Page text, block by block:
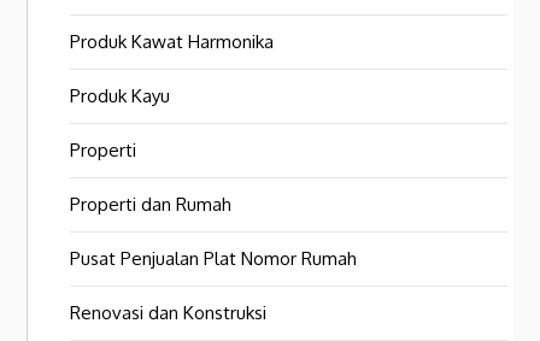
Produk Kawat Harmonika
Produk Kayu
Properti
Properti dan Rumah
Pusat Penjualan Plat Nomor Rumah
Renovasi dan Konstruksi